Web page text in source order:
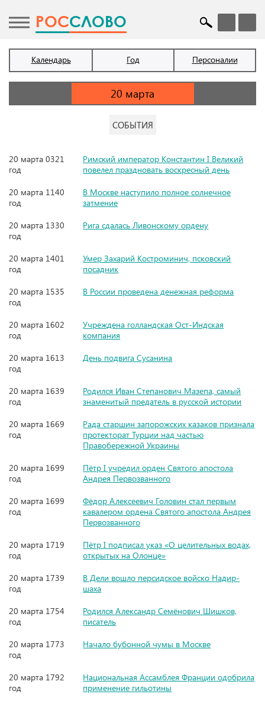
POCСЛОВО
Календарь Год Персоналии
СОБЫТИЯ
20 марта 0321
год
Римский император Константин I Великий
повелел праздновать воскресный день
20 марта 1140
год
В Москве наступило полное солнечное
затмение
20 марта 1330
год
Рига сдалась Ливонскому ордену
20 марта 1401
год
Умер Захарий Костроминич, псковский
посадник
20 марта 1535
год
В России проведена денежная реформа
20 марта 1602
год
Учреждена голландская Ост-Индская
компания
20 марта 1613
год
День подвига Сусанина
20 марта 1639
год
Родился Иван Степанович Мазепа, самый
знаменитый предатель в русской истории
20 марта 1669
год
Рада старшин запорожских казаков признала
протекторат Турции над частью
Правобережной Украины
20 марта 1699
год
Пётр I учредил орден Святого апостола
Андрея Первозванного
20 марта 1699
год
Фёдор Алексеевич Головин стал первым
кавалером ордена Святого апостола Андрея
Первозванного
20 марта 1719
год
Пётр I подписал указ «О целительных водах,
открытых на Олонце»
20 марта 1739
год
В Дели вошло персидское войско Надир-
шаха
20 марта 1754
год
Родился Александр Семёнович Шишков,
писатель
20 марта 1773
год
Начало бубонной чумы в Москве
20 марта 1792
год
Национальная Ассамблея Франции одобрила
применение гильотины